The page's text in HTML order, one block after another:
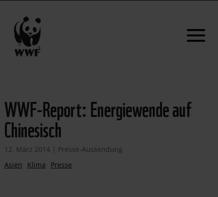
WWF-Report: Energiewende auf
Chinesisch
12. März 2014| Presse-Aussendung
Asien
Klima Presse